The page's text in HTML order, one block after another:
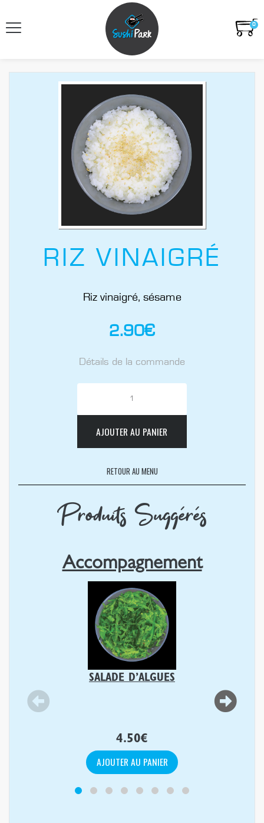
0
RIZ VINAIGRÉ
Riz vinaigré, sésame
2.90€
Détails de la commande
AJOUTER AU PANIER
RETOUR AU MENU
Produits Suggérés
Accompagnement
SALADE D’ALGUES
4.50€
AJOUTER AU PANIER